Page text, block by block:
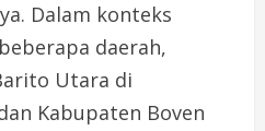
Dalam konteks
daerah,
Utara di
Kabupaten Boven